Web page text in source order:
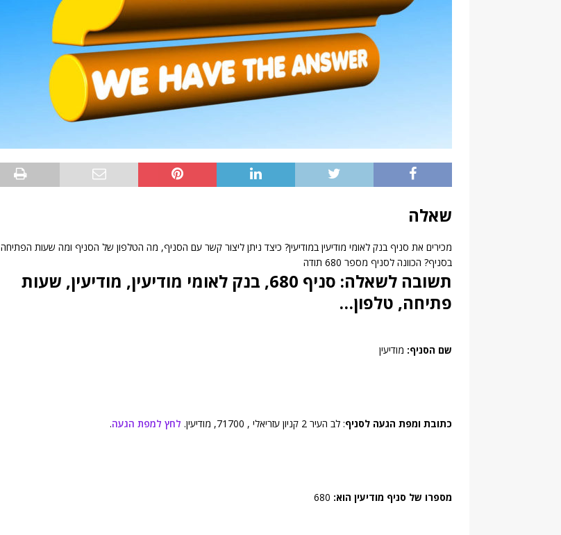
שאלה
מכירים את סניף בנק לאומי מודיעין במודיעין? כיצד ניתן ליצור קשר עם הסניף, מה הטלפון של הסניף ומה שעות הפתיחה
בסניף? הכוונה לסניף מספר 680 תודה
תשובה לשאלה: סניף 680, בנק לאומי מודיעין, מודיעין, שעות
פתיחה, טלפון…
שם הסניף: מודיעין
כתובת ומפת הגעה לסניף: לב העיר 2 קניון עזריאלי , 71700, מודיעין. לחץ למפת הגעה.
מספרו של סניף מודיעין הוא: